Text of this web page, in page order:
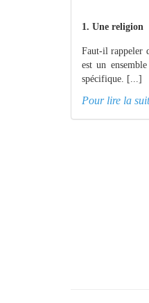
1. Une religion
Faut-il rappeler
est un
spécifique. [...]
Pour lire la